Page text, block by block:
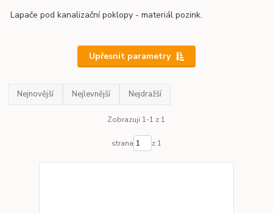
Lapače pod kanalizační poklopy - materiál pozink.
Upřesnit parametry
Nejnovější Nejlevnější Nejdražší
Zobrazuji 1-1 z 1
strana z 1